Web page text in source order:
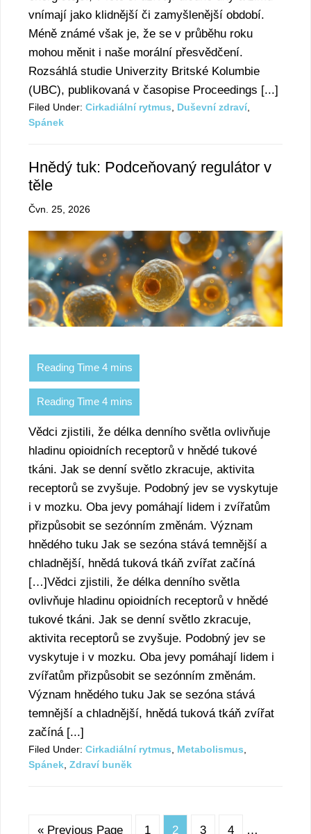
vnímají jako klidnější či zamyšlenější období.
Méně známé však je, že se v průběhu roku
mohou měnit i naše morální přesvědčení.
Rozsáhlá studie Univerzity Britské Kolumbie
(UBC), publikovaná v časopise Proceedings [...]
Filed Under: Cirkadiální rytmus Duševní zdraví
Spánek
Hnědý tuk: Podceňovaný regulátor v
těle
Čvn. 25, 2026
Vědci zjistili, že délka denního světla ovlivňuje
hladinu opioidních receptorů v hnědé tukové
tkáni. Jak se denní světlo zkracuje, aktivita
receptorů se zvyšuje. Podobný jev se vyskytuje
i v mozku. Oba jevy pomáhají lidem i zvířatům
přizpůsobit se sezónním změnám. Význam
hnědého tuku Jak se sezóna stává temnější a
chladnější, hnědá tuková tkáň zvířat začíná
[…]Vědci zjistili, že délka denního světla
ovlivňuje hladinu opioidních receptorů v hnědé
tukové tkáni. Jak se denní světlo zkracuje,
aktivita receptorů se zvyšuje. Podobný jev se
vyskytuje i v mozku. Oba jevy pomáhají lidem i
zvířatům přizpůsobit se sezónním změnám.
Význam hnědého tuku Jak se sezóna stává
temnější a chladnější, hnědá tuková tkáň zvířat
začíná [...]
Filed Under: Cirkadiální rytmus Metabolismus
Spánek Zdraví bunĕk
« Previous Page 1 2 3 4 …